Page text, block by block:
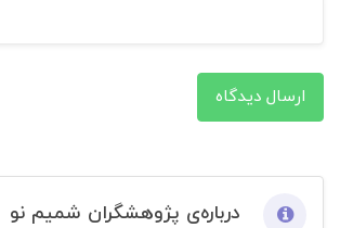
ارسال دیدگاه
درباره‌ی پژوهشگران شمیم نو